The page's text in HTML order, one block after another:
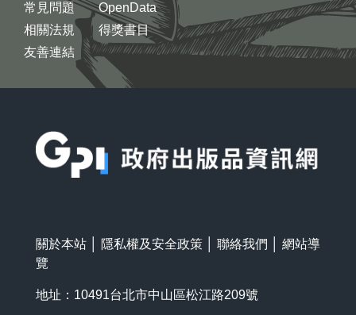
常見問題
相關法規
友善連結
OpenData
得獎書目
關於本站 隱私權及安全政策 聯絡我們
網站導
覽
地址：10491台北市中山區松江路209號